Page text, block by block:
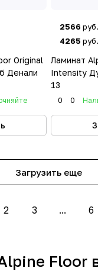
Original
Денали
2566
4265
Ламинат
Intensity
13
0 0
Загрузить еще
2 3 ... 6
Floor